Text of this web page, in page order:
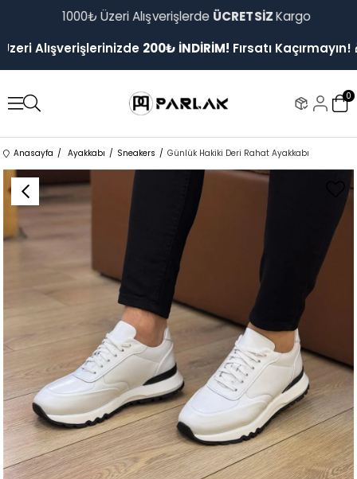
1000₺ Üzeri AlışverişlerdeÜCRETSİZKargo
Alışverişlerinizde200₺ İNDİRİM!Fırsatı Kaçırmayın! 🎁
0
Anasayfa Ayakkabı Sneakers Günlük Hakiki Deri Rahat Ayakkabı